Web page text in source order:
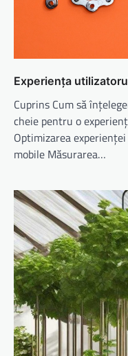
Experiența
Cuprins Cum să
cheie pentru o
Optimizarea
mobile Măsurarea…